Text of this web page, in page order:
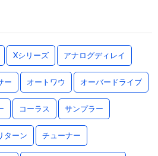
Xシリーズ アナログディレイ
ー オートワウ オーバードライブ
コーラス サンプラー
ターン チューナー